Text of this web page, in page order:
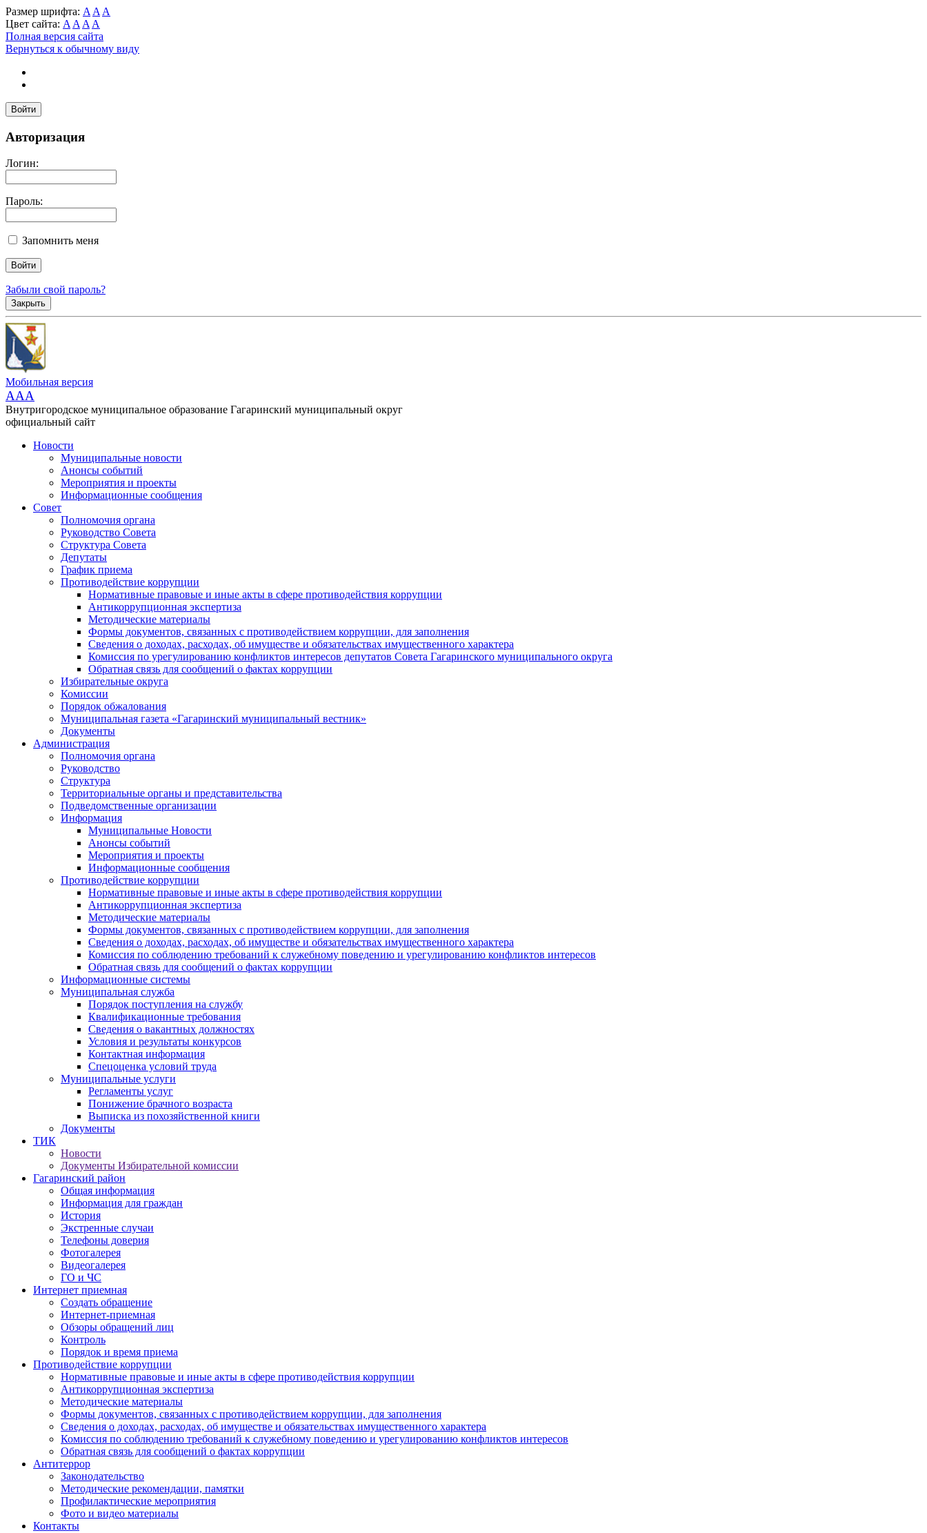
Размер шрифта: A A A
Цвет сайта: A A A A
Полная версия сайта
Вернуться к обычному виду
Войти
Авторизация
Логин:
Пароль:
Запомнить меня
Забыли свой пароль?
Закрыть
Мобильная версия
AAA
Внутригородское муниципальное образование Гагаринский муниципальный округ
официальный сайт
Новости
Муниципальные новости
Анонсы событий
Мероприятия и проекты
Информационные сообщения
Совет
Полномочия органа
Руководство Совета
Структура Совета
Депутаты
График приема
Противодействие коррупции
Нормативные правовые и иные акты в сфере противодействия коррупции
Антикоррупционная экспертиза
Методические материалы
Формы документов, связанных с противодействием коррупции, для заполнения
Сведения о доходах, расходах, об имуществе и обязательствах имущественного характера
Комиссия по урегулированию конфликтов интересов депутатов Совета Гагаринского муниципального округа
Обратная связь для сообщений о фактах коррупции
Избирательные округа
Комиссии
Порядок обжалования
Муниципальная газета «Гагаринский муниципальный вестник»
Документы
Администрация
Полномочия органа
Руководство
Структура
Территориальные органы и представительства
Подведомственные организации
Информация
Муниципальные Новости
Анонсы событий
Мероприятия и проекты
Информационные сообщения
Противодействие коррупции
Нормативные правовые и иные акты в сфере противодействия коррупции
Антикоррупционная экспертиза
Методические материалы
Формы документов, связанных с противодействием коррупции, для заполнения
Сведения о доходах, расходах, об имуществе и обязательствах имущественного характера
Комиссия по соблюдению требований к служебному поведению и урегулированию конфликтов интересов
Обратная связь для сообщений о фактах коррупции
Информационные системы
Муниципальная служба
Порядок поступления на службу
Квалификационные требования
Сведения о вакантных должностях
Условия и результаты конкурсов
Контактная информация
Спецоценка условий труда
Муниципальные услуги
Регламенты услуг
Понижение брачного возраста
Выписка из похозяйственной книги
Документы
ТИК
Новости
Документы Избирательной комиссии
Гагаринский район
Общая информация
Информация для граждан
История
Экстренные случаи
Телефоны доверия
Фотогалерея
Видеогалерея
ГО и ЧС
Интернет приемная
Создать обращение
Интернет-приемная
Обзоры обращений лиц
Контроль
Порядок и время приема
Противодействие коррупции
Нормативные правовые и иные акты в сфере противодействия коррупции
Антикоррупционная экспертиза
Методические материалы
Формы документов, связанных с противодействием коррупции, для заполнения
Сведения о доходах, расходах, об имуществе и обязательствах имущественного характера
Комиссия по соблюдению требований к служебному поведению и урегулированию конфликтов интересов
Обратная связь для сообщений о фактах коррупции
Антитеррор
Законодательство
Методические рекомендации, памятки
Профилактические мероприятия
Фото и видео материалы
Контакты